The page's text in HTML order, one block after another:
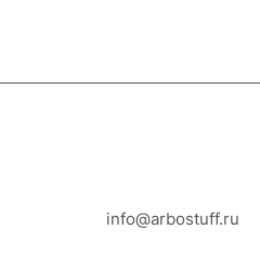
info@arbostuff.ru